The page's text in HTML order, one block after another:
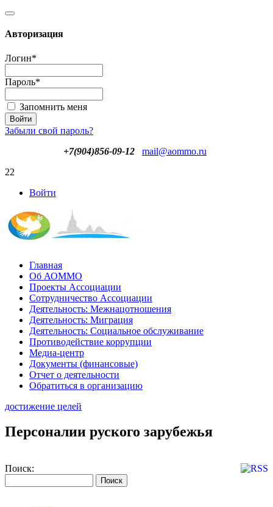
Авторизация
Логин*
Пароль*
Запомнить меня
Забыли свой пароль?
+7(904)856-09-12
mail@aommo.ru
22
Войти
Главная
Об АОММО
Проекты Ассоциации
Сотрудничество Ассоциации
Деятельность: Межнацотношения
Деятельность: Миграция
Деятельность: Социальное обслуживание
Противодействие коррупции
Медиа-центр
Документы (финансовые)
Отчет о деятельности
Обратиться в организацию
достижение целей
Персоналии руского зарубежья
Поиск: